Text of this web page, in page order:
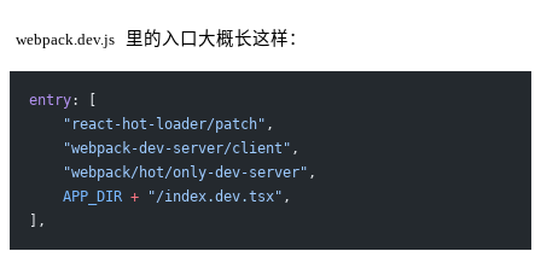
webpack.dev.js 里的入口大概长这样：
entry: [
    "react-hot-loader/patch"
,
    "webpack-dev-server/client"
,
    "webpack/hot/only-dev-server"
,
    APP_DIR
+ "/index.dev.tsx" ,
],